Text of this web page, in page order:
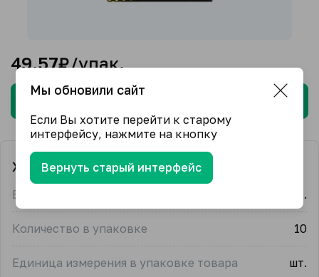
49.57₽/упак.
Характеристики
Единица измерения упак.
Количество в упаковке 10
Единица измерения в упаковке товара шт.
Мы обновили сайт
Если Вы хотите перейти к старому
интерфейсу, нажмите на кнопку
Вернуть старый интерфейс